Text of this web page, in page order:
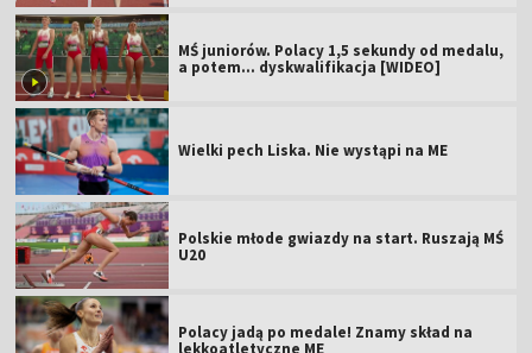
MŚ juniorów. Polacy 1,5 sekundy od medalu,
a potem... dyskwalifikacja [WIDEO]
Wielki pech Liska. Nie wystąpi na ME
Polskie młode gwiazdy na start. Ruszają MŚ
U20
Polacy jadą po medale! Znamy skład na